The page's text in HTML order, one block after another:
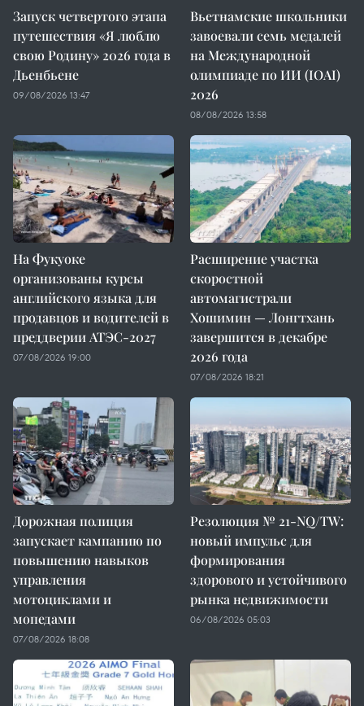
Запуск четвертого этапа
путешествия «Я люблю
свою Родину» 2026 года в
Дьенбьене
09/08/2026 13:47
Вьетнамские школьники
завоевали семь медалей
на Международной
олимпиаде по ИИ (IOAI)
2026
08/08/2026 13:58
На Фукуоке
организованы курсы
английского языка для
продавцов и водителей в
преддверии АТЭС-2027
07/08/2026 19:00
Расширение участка
скоростной
автомагистрали
Хошимин — Лонгтхань
завершится в декабре
2026 года
07/08/2026 18:21
Дорожная полиция
запускает кампанию по
повышению навыков
управления
мотоциклами и
мопедами
07/08/2026 18:08
Резолюция № 21-NQ/TW:
новый импульс для
формирования
здорового и устойчивого
рынка недвижимости
06/08/2026 05:03